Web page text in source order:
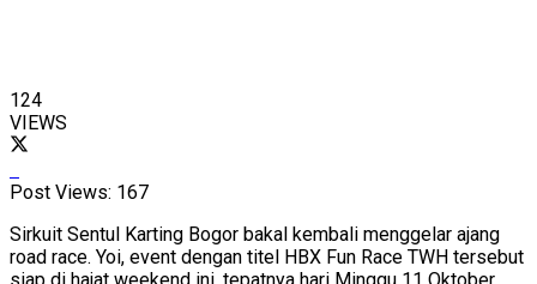
124
VIEWS
Post Views: 167
Sirkuit Sentul Karting Bogor bakal kembali menggelar ajang
road race. Yoi, event dengan titel HBX Fun Race TWH tersebut